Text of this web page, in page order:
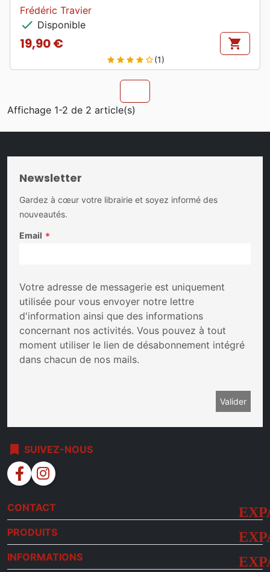
Frédéric Travier
check Disponible
Prix
19,90 € shopping_cart
star star star star star_border(1)
Affichage 1-2 de 2 article(s)
Newsletter
Gardez à cœur votre librairie et soyez informé des
nouveautés.
Email *
Votre adresse de messagerie est uniquement
utilisée pour vous envoyer notre lettre
d'information ainsi que des informations
concernant nos activités. Vous pouvez à tout
moment utiliser le lien de désabonnement intégré
dans chacun de nos mails.
bookmark SUIVEZ-NOUS
facebook instagram
CONTACT
PRODUITS
INFORMATIONS